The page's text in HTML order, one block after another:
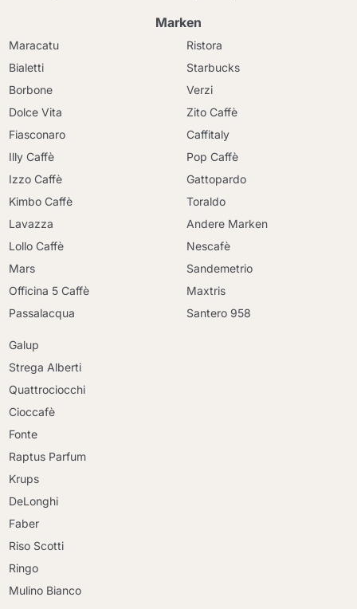
Marken
Maracatu
Bialetti
Borbone
Dolce Vita
Fiasconaro
Illy Caffè
Izzo Caffè
Kimbo Caffè
Lavazza
Lollo Caffè
Mars
Officina 5 Caffè
Passalacqua
Ristora
Starbucks
Verzi
Zito Caffè
Caffitaly
Pop Caffè
Gattopardo
Toraldo
Andere Marken
Nescafè
Sandemetrio
Maxtris
Santero 958
Galup
Strega Alberti
Quattrociocchi
Cioccafè
Fonte
Raptus Parfum
Krups
DeLonghi
Faber
Riso Scotti
Ringo
Mulino Bianco